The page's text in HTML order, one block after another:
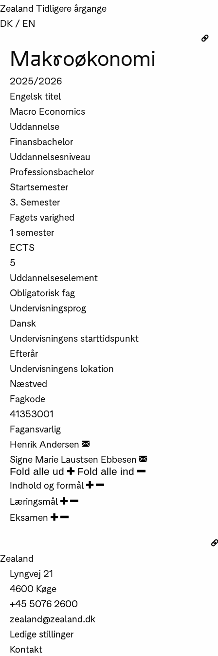
Zealand Tidligere årgange
DK / EN
Makroøkonomi
2025/2026
Engelsk titel
Macro Economics
Uddannelse
Finansbachelor
Uddannelsesniveau
Professionsbachelor
Startsemester
3. Semester
Fagets varighed
1 semester
ECTS
5
Uddannelseselement
Obligatorisk fag
Undervisningsprog
Dansk
Undervisningens starttidspunkt
Efterår
Undervisningens lokation
Næstved
Fagkode
41353001
Fagansvarlig
Henrik Andersen
Signe Marie Laustsen Ebbesen
Fold alle ud Fold alle ind
Indhold og formål
Læringsmål
Eksamen
Zealand
Lyngvej 21
4600 Køge
+45 5076 2600
zealand@zealand.dk
Ledige stillinger
Kontakt